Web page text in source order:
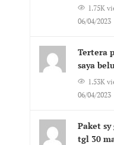
1.75K
06/04/2023
Tertera
saya
1.53K
06/04/2023
Paket
tgl 30